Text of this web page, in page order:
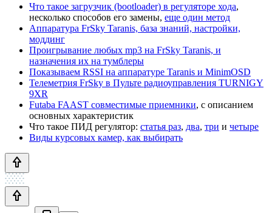
Что такое загрузчик (bootloader) в регуляторе хода,
несколько способов его замены, еще один метод
Аппаратура FrSky Taranis, база знаний, настройки,
моддинг
Проигрывание любых mp3 на FrSky Taranis, и
назначения их на тумблеры
Показываем RSSI на аппаратуре Taranis и MinimOSD
Телеметрия FrSky в Пульте радиоуправления TURNIGY
9XR
Futaba FAAST совместимые приемники, с описанием
основных характеристик
Что такое ПИД регулятор: статья раз, два, три и четыре
Виды курсовых камер, как выбирать